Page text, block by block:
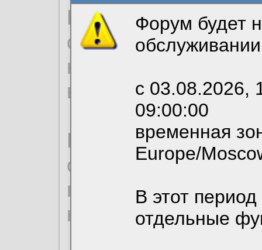
Форум будет
с 03.08.2026,
09:00:00
временная
Europe/
В этот
отдельные
Продолжая
согласие на
необходимых для
вы можете
По
ознакомиться с
пользовательским